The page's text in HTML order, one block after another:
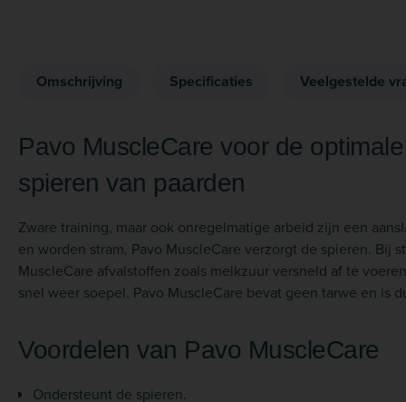
Omschrijving Specificaties Veelgestelde
Pavo MuscleCare voor de
spieren van paarden
Zware training, maar ook onregelmatige arbeid zijn een
en worden stram. Pavo MuscleCare verzorgt de spieren. Bij
MuscleCare afvalstoffen zoals melkzuur versneld af te
snel weer soepel. Pavo MuscleCare bevat geen tarwe en is
Voordelen van Pavo MuscleCare
Ondersteunt de spieren.